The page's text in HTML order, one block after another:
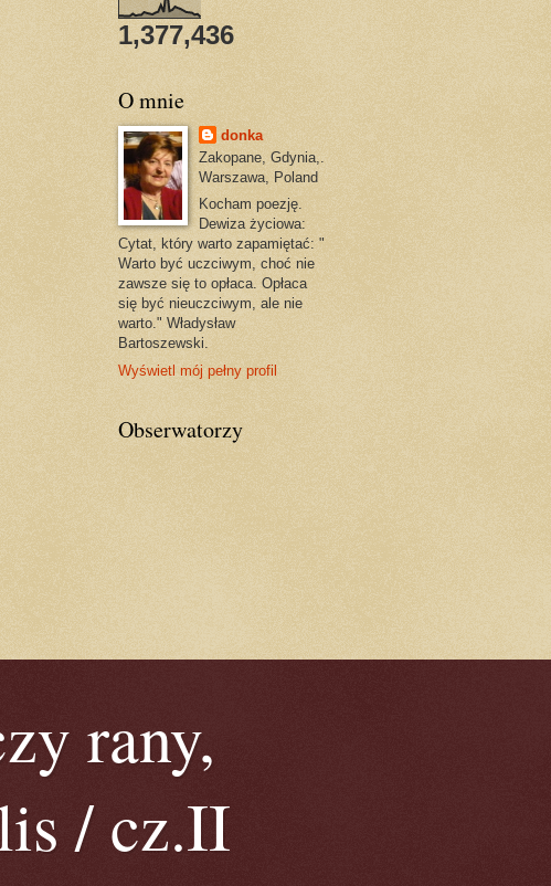
1,377,436
O mnie
donka
Zakopane, Gdynia,.
Warszawa, Poland
Kocham poezję.
Dewiza życiowa:
Cytat, który warto zapamiętać: "
Warto być uczciwym, choć nie
zawsze się to opłaca. Opłaca
się być nieuczciwym, ale nie
warto." Władysław
Bartoszewski.
Wyświetl mój pełny profil
Obserwatorzy
rany,
/ cz.II